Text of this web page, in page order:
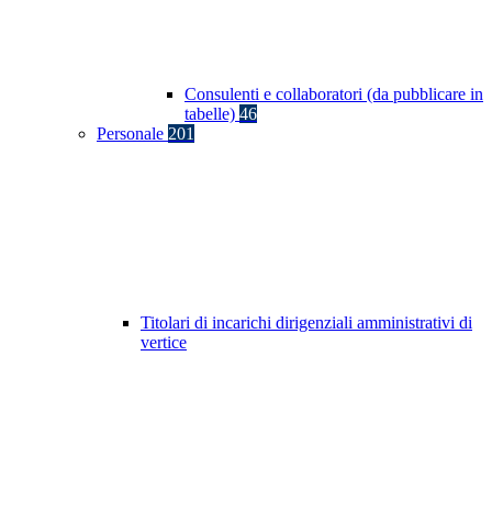
Consulenti e collaboratori (da pubblicare in
tabelle) 46
Personale 201
Titolari di incarichi dirigenziali amministrativi di
vertice